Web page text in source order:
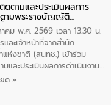
ดตามและประเมินผลการ
ตามพระราชบัญญัติ
พ.ศ. 2561 ประจำ
ณ พ.ศ. 2569
คม พ.ศ. 2569 เวลา 13.30 น.
ละเจ้าหน้าที่จากสำนัก
แห่งชาติ (สนทช.) เข้าร่วม
และประเมินผลการดำเนินงาน
บัญญัติทรัพยากรน้ำ พ.ศ. 2561
ยด »